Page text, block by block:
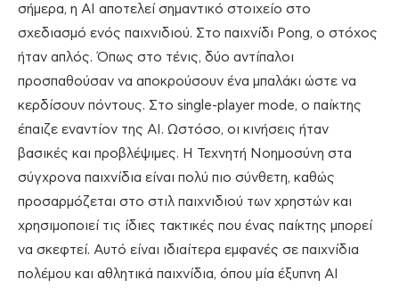
σήμερα, η ΑΙ αποτελεί σημαντικό στοιχείο στο
σχεδιασμό ενός παιχνιδιού. Στο παιχνίδι Pong, ο στόχος
ήταν απλός. Όπως στο τένις, δύο αντίπαλοι
προσπαθούσαν να αποκρούσουν ένα μπαλάκι ώστε να
κερδίσουν πόντους. Στο single-player mode, ο παίκτης
έπαιζε εναντίον της ΑΙ. Ωστόσο, οι κινήσεις ήταν
βασικές και προβλέψιμες. Η Τεχνητή Νοημοσύνη στα
σύγχρονα παιχνίδια είναι πολύ πιο σύνθετη, καθώς
προσαρμόζεται στο στιλ παιχνιδιού των χρηστών και
χρησιμοποιεί τις ίδιες τακτικές που ένας παίκτης μπορεί
να σκεφτεί. Αυτό είναι ιδιαίτερα εμφανές σε παιχνίδια
πολέμου και αθλητικά παιχνίδια, όπου μία έξυπνη ΑΙ